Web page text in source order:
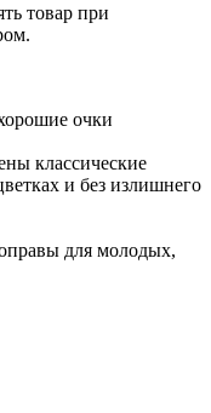
товар при
очки
классические
и без излишнего
для молодых,